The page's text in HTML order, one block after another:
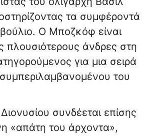
τα συμφέροντά
Ο Μποζκόφ είναι
πλουσιότερους άνδρες στη
για μια σειρά
του
συνδέεται επίσης
«απάτη του άρχοντα»,